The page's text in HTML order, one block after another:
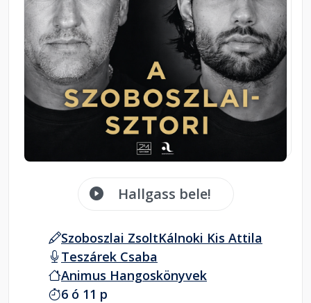
Hallgass bele!
Szoboszlai ZsoltKálnoki Kis Attila
Teszárek Csaba
Animus Hangoskönyvek
6 ó 11 p